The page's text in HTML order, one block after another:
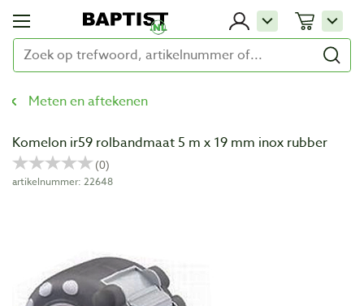
Meten en aftekenen
Komelon ir59 rolbandmaat 5 m x 19 mm inox rubber
artikelnummer: 22648